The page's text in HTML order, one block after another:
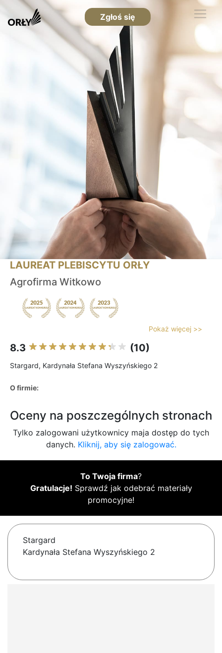
Zgłoś się
LAUREAT PLEBISCYTU ORŁY
Agrofirma Witkowo
Pokaż więcej >>
8.3 (10)
Stargard, Kardynała Stefana Wyszyńskiego 2
O firmie:
Oceny na poszczególnych stronach
Tylko zalogowani użytkownicy maja dostęp do tych
danych. Kliknij, aby się zalogować.
To Twoja firma?
Gratulacje! Sprawdź jak odebrać materiały
promocyjne!
Stargard
Kardynała Stefana Wyszyńskiego 2